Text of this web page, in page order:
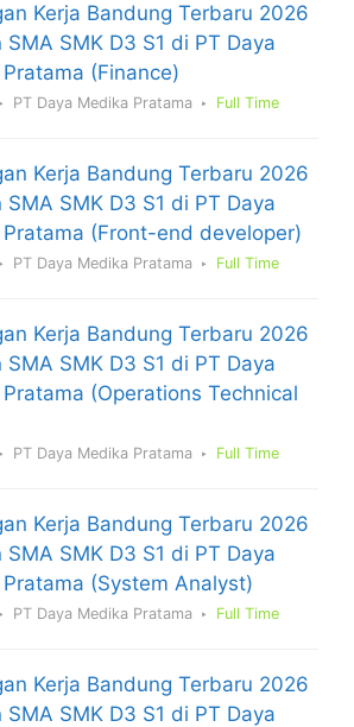
Kerja Bandung Terbaru 2026
SMA SMK D3 S1 di PT Daya
(Finance)
PT Daya Medika Pratama Full Time
Kerja Bandung Terbaru 2026
SMA SMK D3 S1 di PT Daya
(Front-end developer)
PT Daya Medika Pratama Full Time
Kerja Bandung Terbaru 2026
SMA SMK D3 S1 di PT Daya
(Operations Technical
PT Daya Medika Pratama Full Time
Kerja Bandung Terbaru 2026
SMA SMK D3 S1 di PT Daya
(System Analyst)
PT Daya Medika Pratama Full Time
Kerja Bandung Terbaru 2026
SMA SMK D3 S1 di PT Daya